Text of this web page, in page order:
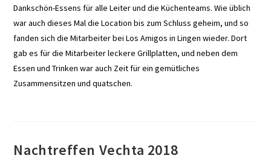
Dankschön-Essens für alle Leiter und die Küchenteams. Wie üblich
war auch dieses Mal die Location bis zum Schluss geheim, und so
fanden sich die Mitarbeiter bei Los Amigos in Lingen wieder. Dort
gab es für die Mitarbeiter leckere Grillplatten, und neben dem
Essen und Trinken war auch Zeit für ein gemütliches
Zusammensitzen und quatschen.
Nachtreffen Vechta 2018